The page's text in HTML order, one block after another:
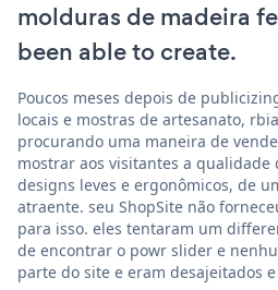
molduras de madeira
been able to create.
Poucos meses depois de
locais e mostras de artesanato,
procurando uma maneira de
mostrar aos visitantes a qualidade
designs leves e ergonômicos, de
atraente. seu ShopSite não
para isso. eles tentaram um
de encontrar o powr slider e
parte do site e eram desajeitados